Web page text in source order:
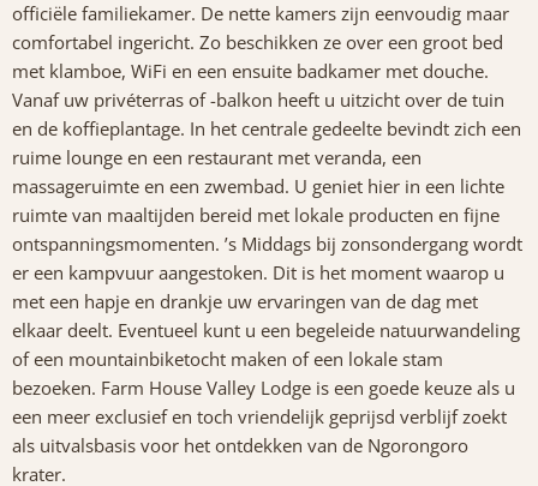
officiële familiekamer. De nette kamers zijn eenvoudig maar
comfortabel ingericht. Zo beschikken ze over een groot bed
met klamboe, WiFi en een ensuite badkamer met douche.
Vanaf uw privéterras of -balkon heeft u uitzicht over de tuin
en de koffieplantage. In het centrale gedeelte bevindt zich een
ruime lounge en een restaurant met veranda, een
massageruimte en een zwembad. U geniet hier in een lichte
ruimte van maaltijden bereid met lokale producten en fijne
ontspanningsmomenten. ’s Middags bij zonsondergang wordt
er een kampvuur aangestoken. Dit is het moment waarop u
met een hapje en drankje uw ervaringen van de dag met
elkaar deelt. Eventueel kunt u een begeleide natuurwandeling
of een mountainbiketocht maken of een lokale stam
bezoeken. Farm House Valley Lodge is een goede keuze als u
een meer exclusief en toch vriendelijk geprijsd verblijf zoekt
als uitvalsbasis voor het ontdekken van de Ngorongoro
krater.